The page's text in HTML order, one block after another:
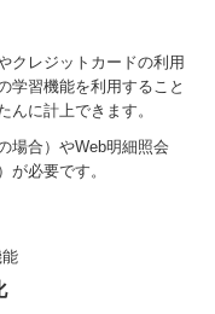
クレジットカードの利用
学習機能を利用すること
に計上できます。
場合）やWeb明細照会
が必要です。